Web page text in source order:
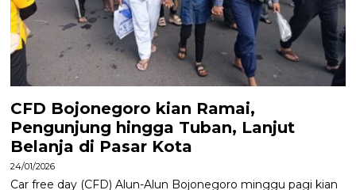
CFD Bojonegoro kian Ramai,
Pengunjung hingga Tuban, Lanjut
Belanja di Pasar Kota
24/01/2026
Car free day (CFD) Alun-Alun Bojonegoro minggu pagi kian